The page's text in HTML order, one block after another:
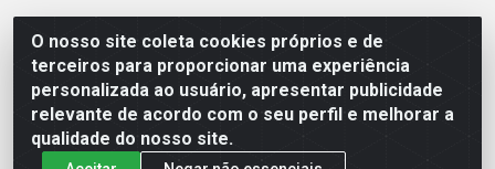
O nosso site coleta cookies próprios e de
terceiros para proporcionar uma experiência
personalizada ao usuário, apresentar publicidade
relevante de acordo com o seu perfil e melhorar a
qualidade do nosso site.
Esperança Nordeste - Rua Professor Caldas Filho, 291 -
Estância - Recife / PE CEP: 50771-335 - CNPJ
03.666.136/0001-23